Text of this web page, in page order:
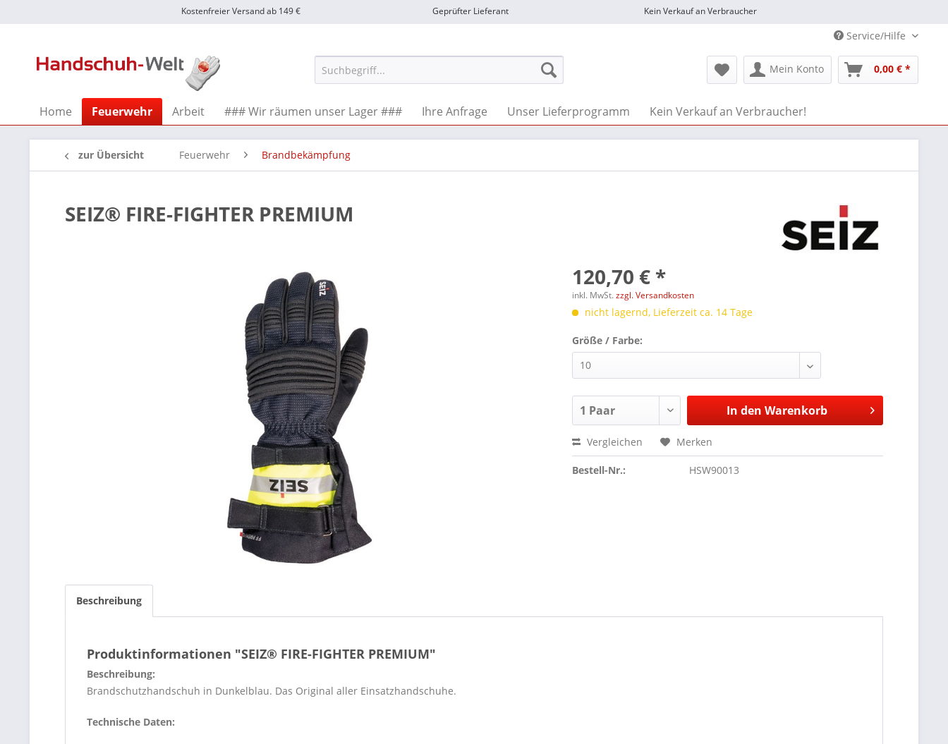
Kostenfreier Versand ab 149 € Geprüfter Lieferant Kein Verkauf an Verbraucher
Service/Hilfe
Mein Konto 0,00 € *
Home Feuerwehr Arbeit ### Wir räumen unser Lager ### Ihre Anfrage Unser Lieferprogramm Kein Verkauf an Verbraucher!
zur Übersicht Feuerwehr Brandbekämpfung
SEIZ® FIRE-FIGHTER PREMIUM
120,70 € *
inkl. MwSt.zzgl. Versandkosten
nicht lagernd, Lieferzeit ca. 14 Tage
Größe / Farbe:
In den Warenkorb
Vergleichen Merken
Bestell-Nr.: HSW90013
Beschreibung
Produktinformationen "SEIZ® FIRE-FIGHTER PREMIUM"
Beschreibung:
Brandschutzhandschuh in Dunkelblau. Das Original aller Einsatzhandschuhe.
Technische Daten: